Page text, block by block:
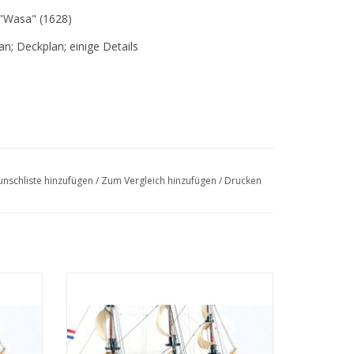
(1628)
Deckplan; einige Details
hinzufügen / Zum Vergleich hinzufügen / Drucken
ZUM WARENKORB HINZUFÜGEN